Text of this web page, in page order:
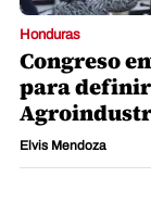
Honduras
Congreso
para
Elvis Mendoza